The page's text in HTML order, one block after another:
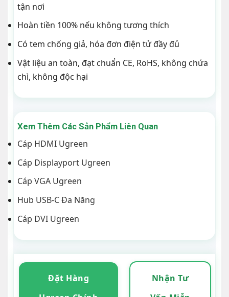
tận nơi
Hoàn tiền 100% nếu không tương thích
Có tem chống giả, hóa đơn điện tử đầy đủ
Vật liệu an toàn, đạt chuẩn CE, RoHS, không chứa
chì, không độc hại
Xem Thêm Các Sản Phẩm Liên Quan
Cáp HDMI Ugreen
Cáp Displayport Ugreen
Cáp VGA Ugreen
Hub USB-C Đa Năng
Cáp DVI Ugreen
Đặt Hàng
Nhận Tư